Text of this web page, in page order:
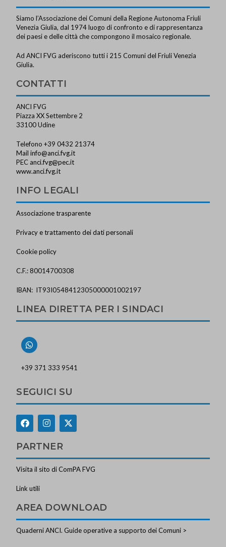
Siamo l’Associazione dei Comuni della Regione Autonoma Friuli
Venezia Giulia, dal 1974 luogo di confronto e di rappresentanza
dei paesi e delle città che compongono il mosaico regionale.
Ad ANCI FVG aderiscono tutti i 215 Comuni del Friuli Venezia
Giulia.
CONTATTI
ANCI FVG
Piazza XX Settembre 2
33100 Udine
Telefono +39 0432 21374
Mailinfo@anci.fvg.it
PEC anci.fvg@pec.it
www.anci.fvg.it
INFO LEGALI
Associazione trasparente
Privacy e trattamento dei dati personali
Cookie policy
C.F.: 80014700308
IBAN: IT93I0548412305000001002197
LINEA DIRETTA PER I SINDACI
+39 371 333 9541
SEGUICI SU
PARTNER
Visita il sito di ComPA FVG
Link utili
AREA DOWNLOAD
Quaderni ANCI. Guide operative a supporto dei Comuni >